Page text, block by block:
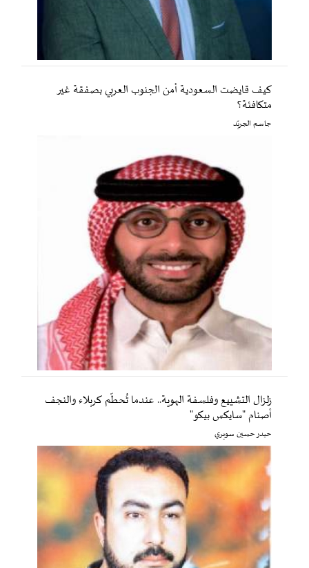
كيف قايضت السعودية أمن الجنوب العربي بصفقة غير
متكافئة؟
جاسم الجريّد
زلزال التشييع وفلسفة الهوية.. عندما تُحطّم كربلاء والنجف
أصنام "سايكس بيكو"
حيدر حسين سويري